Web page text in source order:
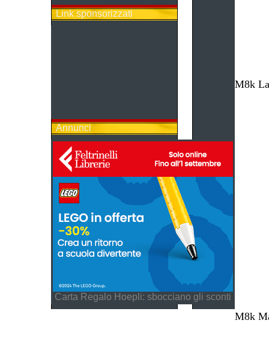
Link sponsorizzati
Annunci
Carta Regalo Hoepli: sbocciano gli sconti
M8k
M8k